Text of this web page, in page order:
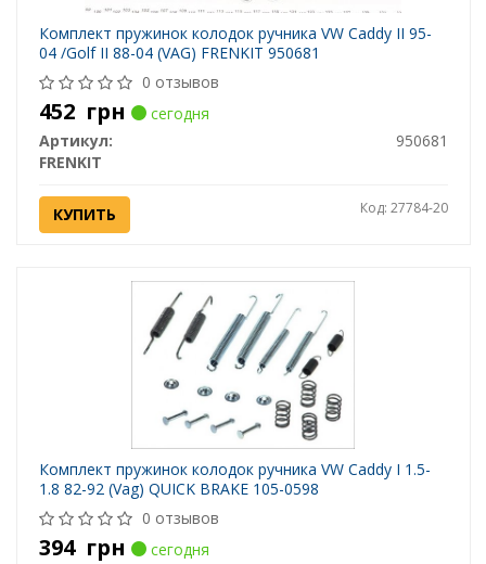
Комплект пружинок колодок ручника VW Caddy II 95-
04 /Golf II 88-04 (VAG) FRENKIT 950681
0 отзывов
452 грн
сегодня
Артикул:
950681
FRENKIT
КУПИТЬ Код: 27784-20
Комплект пружинок колодок ручника VW Caddy I 1.5-
1.8 82-92 (Vag) QUICK BRAKE 105-0598
0 отзывов
394 грн
сегодня